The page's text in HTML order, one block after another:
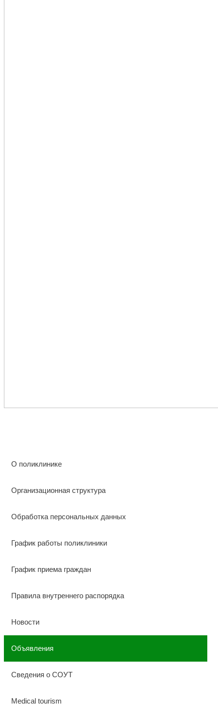
О поликлинике
Организационная структура
Обработка персональных данных
График работы поликлиники
График приема граждан
Правила внутреннего распорядка
Новости
Объявления
Сведения о СОУТ
Medical tourism